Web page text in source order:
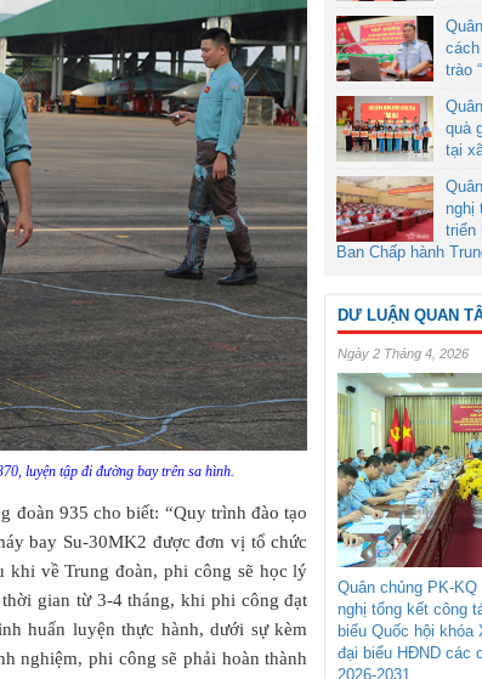
luyện tập đi đường bay trên sa hình.
đoàn 935 cho biết: “Quy trình đào tạo
bay Su-30MK2 được đơn vị tổ chức
khi về Trung đoàn, phi công sẽ học lý
gian từ 3-4 tháng, khi phi công đạt
huấn luyện thực hành, dưới sự kèm
nghiệm, phi công sẽ phải hoàn thành
trào
quà
tại
nghị
triển
Ban Chấp hành
DƯ LUẬN QUAN
Ngày 2 Tháng 4, 2026
Quân chủng PK-
nghị tổng kết công
biểu Quốc hội khóa
đại biểu HĐND các
2026-2031